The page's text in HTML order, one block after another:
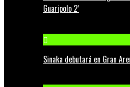
Guaripolo 2’
Sinaka debutará en Gran